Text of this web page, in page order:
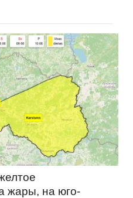
жары, на юго-